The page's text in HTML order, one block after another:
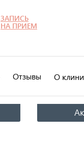
ЗАПИСЬ
НА ПРИЕМ
Отзывы О